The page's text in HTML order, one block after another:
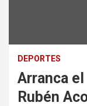
DEPORTES
Arranca
Rubén